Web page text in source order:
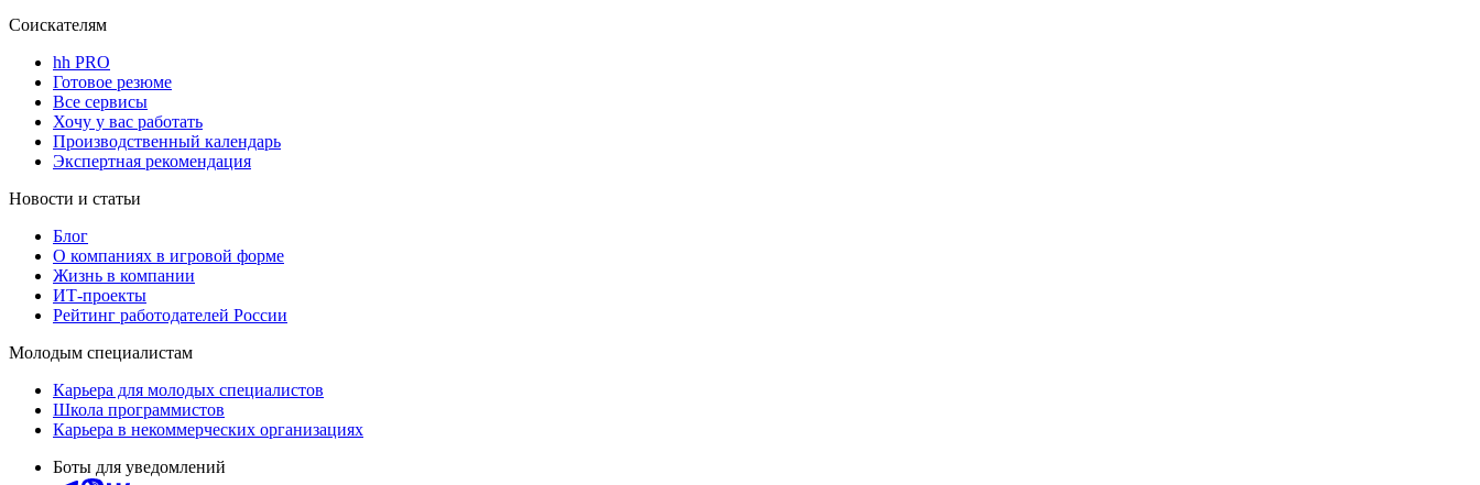
Соискателям
hh PRO
Готовое резюме
Все сервисы
Хочу у вас работать
Производственный календарь
Экспертная рекомендация
Новости и статьи
Блог
О компаниях в игровой форме
Жизнь в компании
ИТ-проекты
Рейтинг работодателей России
Молодым специалистам
Карьера для молодых специалистов
Школа программистов
Карьера в некоммерческих организациях
Боты для уведомлений